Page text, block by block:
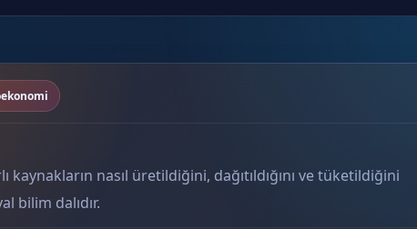
kaynakların nasıl üretildiğini, dağıtıldığını ve tüketildiğini
bilim dalıdır.